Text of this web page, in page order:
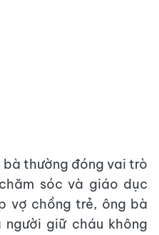
bà thường đóng vai trò
sóc và giáo dục
vợ chồng trẻ, ông bà
giữ cháu không